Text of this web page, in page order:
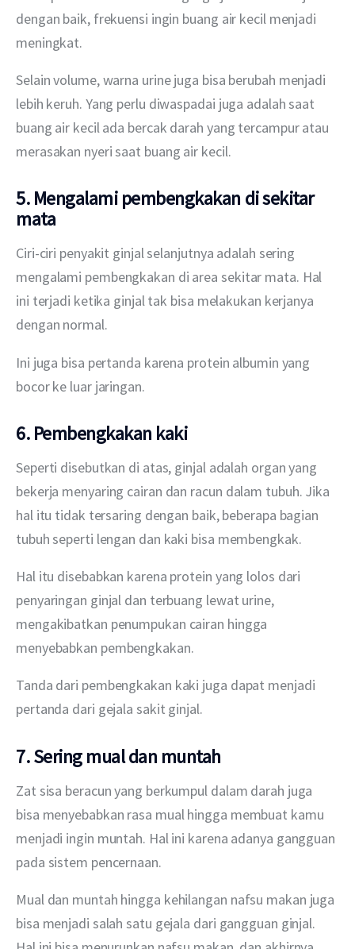
dengan baik, frekuensi ingin buang air kecil menjadi
meningkat.
Selain volume, warna urine juga bisa berubah menjadi
lebih keruh. Yang perlu diwaspadai juga adalah saat
buang air kecil ada bercak darah yang tercampur atau
merasakan nyeri saat buang air kecil.
5. Mengalami pembengkakan di sekitar
mata
Ciri-ciri penyakit ginjal selanjutnya adalah sering
mengalami pembengkakan di area sekitar mata. Hal
ini terjadi ketika ginjal tak bisa melakukan kerjanya
dengan normal.
Ini juga bisa pertanda karena protein albumin yang
bocor ke luar jaringan.
6. Pembengkakan kaki
Seperti disebutkan di atas, ginjal adalah organ yang
bekerja menyaring cairan dan racun dalam tubuh. Jika
hal itu tidak tersaring dengan baik, beberapa bagian
tubuh seperti lengan dan kaki bisa membengkak.
Hal itu disebabkan karena protein yang lolos dari
penyaringan ginjal dan terbuang lewat urine,
mengakibatkan penumpukan cairan hingga
menyebabkan pembengkakan.
Tanda dari pembengkakan kaki juga dapat menjadi
pertanda dari gejala sakit ginjal.
7. Sering mual dan muntah
Zat sisa beracun yang berkumpul dalam darah juga
bisa menyebabkan rasa mual hingga membuat kamu
menjadi ingin muntah. Hal ini karena adanya gangguan
pada sistem pencernaan.
Mual dan muntah hingga kehilangan nafsu makan juga
bisa menjadi salah satu gejala dari gangguan ginjal.